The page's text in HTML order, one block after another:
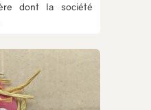
dont la société